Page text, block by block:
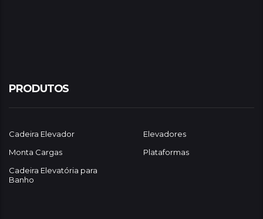
PRODUTOS
Cadeira Elevador
Elevadores
Monta Cargas
Plataformas
Cadeira Elevatória para
Banho